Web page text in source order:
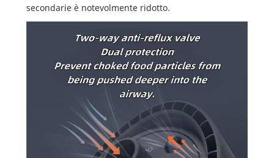
secondarie è notevolmente ridotto.